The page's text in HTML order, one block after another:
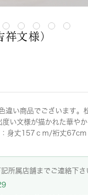
文様）
違い商品でございます。
い文様が描かれた華やか
：身丈157ｃｍ/裄丈
所属店舗までご連絡下さ